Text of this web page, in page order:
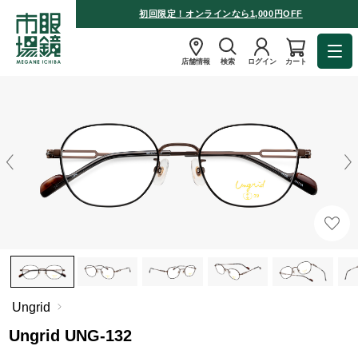
初回限定！オンラインなら1,000円OFF
店舗情報 検索 ログイン カート
Ungrid
Ungrid UNG-132